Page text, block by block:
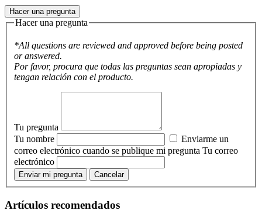
Hacer una pregunta
Hacer una pregunta
*All questions are reviewed and approved before being posted
or answered.
Por favor, procura que todas las preguntas sean apropiadas y
tengan relación con el producto.
Tu pregunta
Tu nombre
Enviarme un
correo electrónico cuando se publique mi pregunta Tu correo
electrónico
Enviar mi pregunta Cancelar
Artículos recomendados